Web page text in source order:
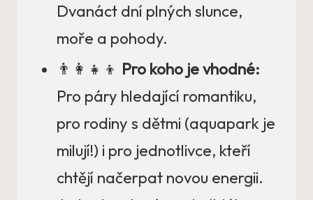
Dvanáct dní plných slunce,
moře a pohody.
👨‍👩‍👧‍👦 Pro koho je vhodné:
Pro páry hledající romantiku,
pro rodiny s dětmi (aquapark je
milují!) i pro jednotlivce, kteří
chtějí načerpat novou energii.